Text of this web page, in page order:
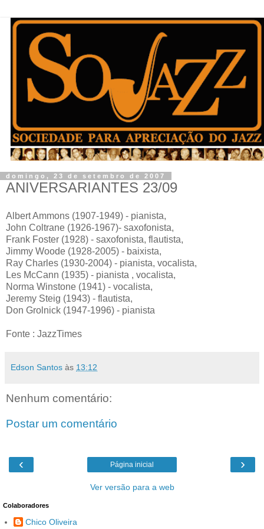
domingo, 23 de setembro de 2007
ANIVERSARIANTES 23/09
Albert Ammons (1907-1949) - pianista,
John Coltrane (1926-1967)- saxofonista,
Frank Foster (1928) - saxofonista, flautista,
Jimmy Woode (1928-2005) - baixista,
Ray Charles (1930-2004) - pianista, vocalista,
Les McCann (1935) - pianista , vocalista,
Norma Winstone (1941) - vocalista,
Jeremy Steig (1943) - flautista,
Don Grolnick (1947-1996) - pianista
Fonte : JazzTimes
Edson Santos às 13:12
Nenhum comentário:
Postar um comentário
‹ ›
Página inicial
Ver versão para a web
Colaboradores
Chico Oliveira